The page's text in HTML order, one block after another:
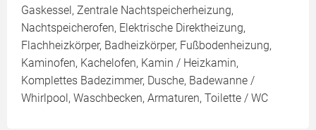
Gaskessel, Zentrale Nachtspeicherheizung,
Nachtspeicherofen, Elektrische Direktheizung,
Flachheizkörper, Badheizkörper, Fußbodenheizung,
Kaminofen, Kachelofen, Kamin / Heizkamin,
Komplettes Badezimmer, Dusche, Badewanne /
Whirlpool, Waschbecken, Armaturen, Toilette / WC